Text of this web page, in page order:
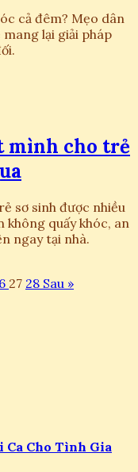
cả đêm? Mẹo dân
lại giải pháp
mình cho trẻ
sơ sinh được nhiều
quấy khóc, an
ngay tại nhà.
27 28 Sau »
Ca Cho Tình Gia